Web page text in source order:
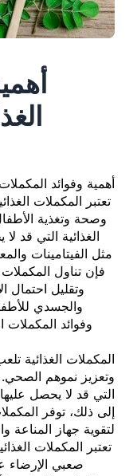
أهمية وفوائد
تعتبر المكملات
وصحة وتغذية
الغذائية التي قد
مثل الفيتامينات
فإن تناول
وتقليل احتمال
والجسدي
وفوائد المكملات
المكملات الغذائية
وتعزيز نموهم الصحي.
التي قد لا يحصل
إلى ذلك، توفر
لتقوية جهاز
تعتبر المكملات
صعبي الإرضاء